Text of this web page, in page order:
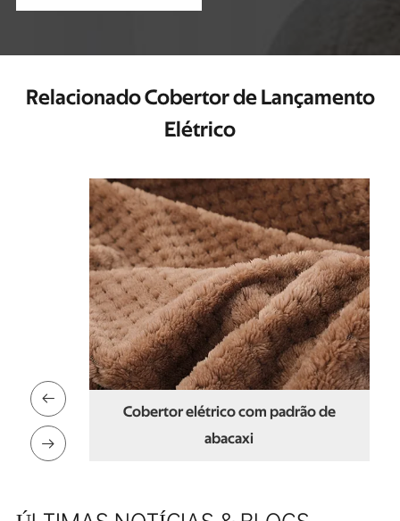
Relacionado Cobertor de Lançamento
Elétrico
de
Cobertor elétrico de flanela com
nervuras

